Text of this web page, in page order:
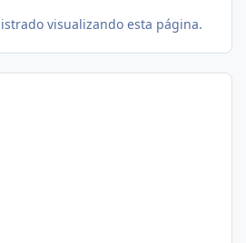
visualizando esta página.